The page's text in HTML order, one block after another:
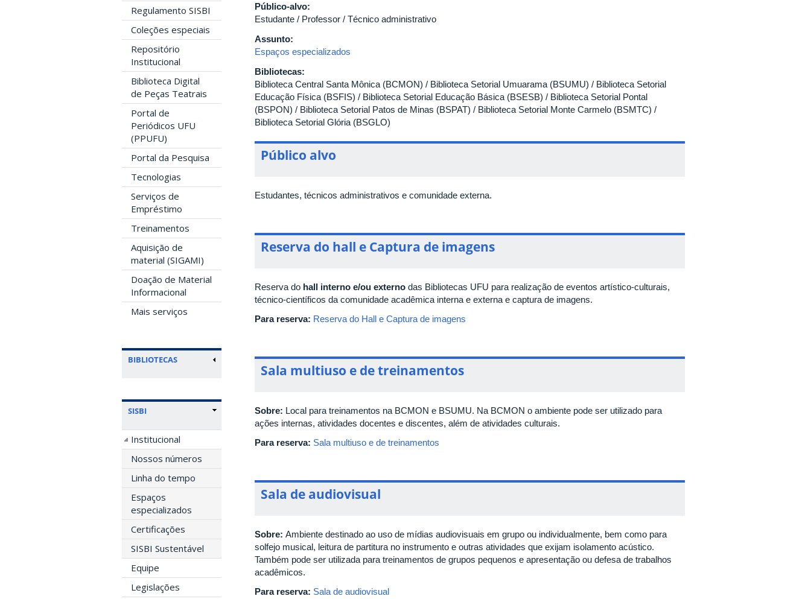
Regulamento SISBI
Coleções especiais
Repositório
Institucional
Biblioteca Digital
de Peças Teatrais
Portal de
Periódicos UFU
(PPUFU)
Portal da Pesquisa
Tecnologias
Serviços de
Empréstimo
Treinamentos
Aquisição de
material (SIGAMI)
Doação de Material
Informacional
Mais serviços
BIBLIOTECAS
SISBI
Institucional
Nossos números
Linha do tempo
Espaços
especializados
Certificações
SISBI Sustentável
Equipe
Legislações
Público-alvo:
Estudante / Professor / Técnico administrativo
Assunto:
Espaços especializados
Bibliotecas:
Biblioteca Central Santa Mônica (BCMON) / Biblioteca Setorial Umuarama (BSUMU) / Biblioteca Setorial
Educação Física (BSFIS) / Biblioteca Setorial Educação Básica (BSESB) / Biblioteca Setorial Pontal
(BSPON) / Biblioteca Setorial Patos de Minas (BSPAT) / Biblioteca Setorial Monte Carmelo (BSMTC) /
Biblioteca Setorial Glória (BSGLO)
Público alvo
Estudantes, técnicos administrativos e comunidade externa.
Reserva do hall e Captura de imagens
Reserva do hall interno e/ou externo das Bibliotecas UFU para realização de eventos artístico-culturais,
técnico-científicos da comunidade acadêmica interna e externa e captura de imagens.
Para reserva: Reserva do Hall e Captura de imagens
Sala multiuso e de treinamentos
Sobre: Local para treinamentos na BCMON e BSUMU. Na BCMON o ambiente pode ser utilizado para
ações internas, atividades docentes e discentes, além de atividades culturais.
Para reserva: Sala multiuso e de treinamentos
Sala de audiovisual
Sobre: Ambiente destinado ao uso de mídias audiovisuais em grupo ou individualmente, bem como para
solfejo musical, leitura de partitura no instrumento e outras atividades que exijam isolamento acústico.
Também pode ser utilizada para treinamentos de grupos pequenos e apresentação ou defesa de trabalhos
acadêmicos.
Para reserva: Sala de audiovisual